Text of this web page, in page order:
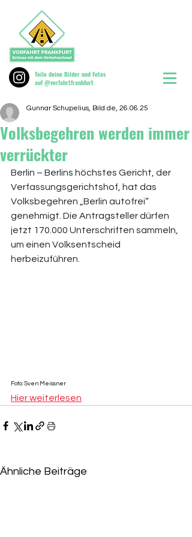
Teile deine Bilder und Fotos
auf @vorfahrtfrankfurt
Volksbegehren werden immer
verrückter
Gunnar Schupelius, Bild.de, 26.06.25
Berlin – Berlins höchstes Gericht, der
Verfassungsgerichtshof, hat das
Volksbegehren „Berlin autofrei“
genehmigt. Die Antragsteller dürfen
jetzt 170.000 Unterschriften sammeln,
um einen Volksentscheid
herbeizuführen.
Foto: Sven Meissner
Hier weiterlesen
Ähnliche Beiträge